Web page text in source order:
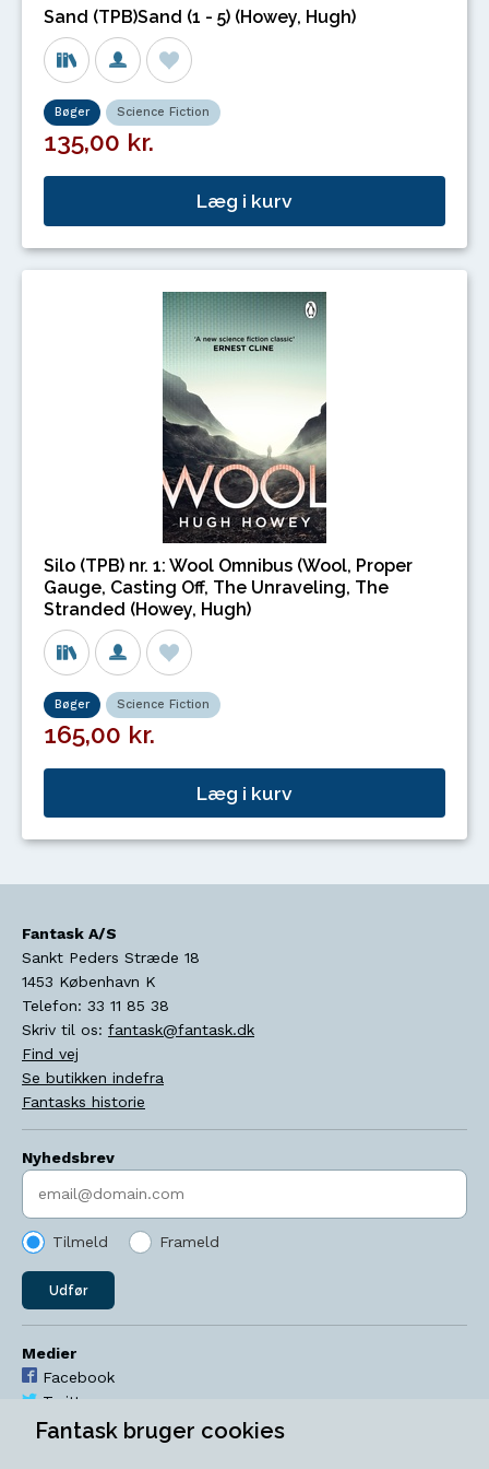
Sand (TPB)Sand (1 - 5) (Howey, Hugh)
Bøger Science Fiction
135,00 kr.
Læg i kurv
Silo (TPB) nr. 1: Wool Omnibus (Wool, Proper
Gauge, Casting Off, The Unraveling, The
Stranded (Howey, Hugh)
Bøger Science Fiction
165,00 kr.
Læg i kurv
Fantask A/S
Sankt Peders Stræde 18
1453 København K
Telefon: 33 11 85 38
Skriv til os: fantask@fantask.dk
Find vej
Se butikken indefra
Fantasks historie
Nyhedsbrev
Indtast søgeord
Tilmeld Frameld
Udfør
Medier
Facebook
Twitter
YouTube
Fantask bruger cookies